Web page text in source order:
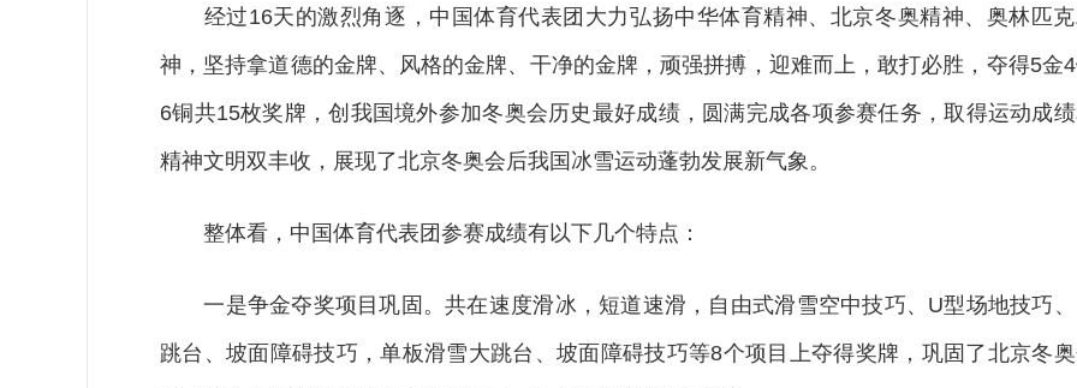
经过16天的激烈角逐，中国体育代表团大力弘扬中华体育精神、北京冬奥精神、奥林匹
神，坚持拿道德的金牌、风格的金牌、干净的金牌，顽强拼搏，迎难而上，敢打必胜，夺得5金
6铜共15枚奖牌，创我国境外参加冬奥会历史最好成绩，圆满完成各项参赛任务，取得运动成
精神文明双丰收，展现了北京冬奥会后我国冰雪运动蓬勃发展新气象。
整体看，中国体育代表团参赛成绩有以下几个特点：
一是争金夺奖项目巩固。共在速度滑冰，短道速滑，自由式滑雪空中技巧、U型场地技巧
跳台、坡面障碍技巧，单板滑雪大跳台、坡面障碍技巧等8个项目上夺得奖牌，巩固了北京冬